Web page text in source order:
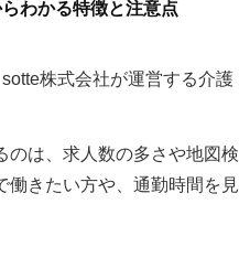
わかる特徴と注意点
sotte株式会社が運営する介
のは、求人数の多さや地図
働きたい方や、通勤時間を